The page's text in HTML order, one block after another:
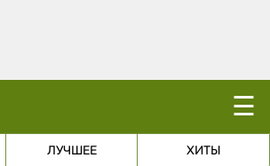
☰
ЛУЧШЕЕ ХИТЫ